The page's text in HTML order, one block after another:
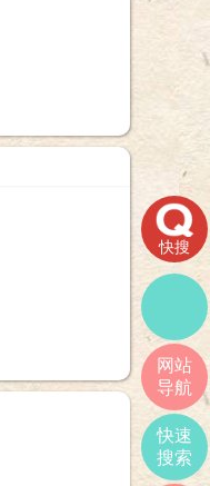
快搜
网站
导航
快速
搜索